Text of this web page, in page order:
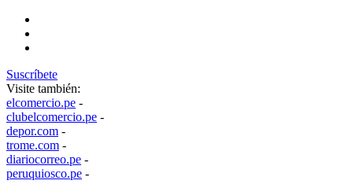
Suscríbete
Visite también:
elcomercio.pe -
clubelcomercio.pe -
depor.com -
trome.com -
diariocorreo.pe -
peruquiosco.pe -